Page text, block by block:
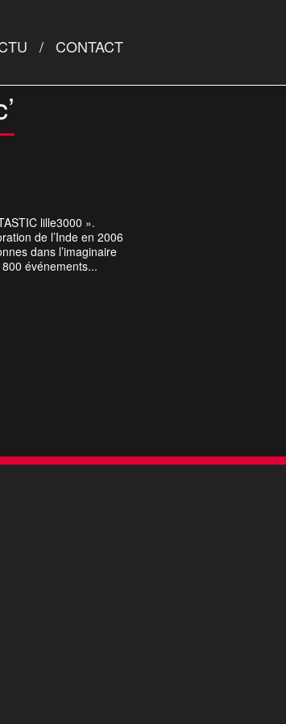
CONTACT
lille3000 ».
de l’Inde en 2006
dans l’imaginaire
événements...